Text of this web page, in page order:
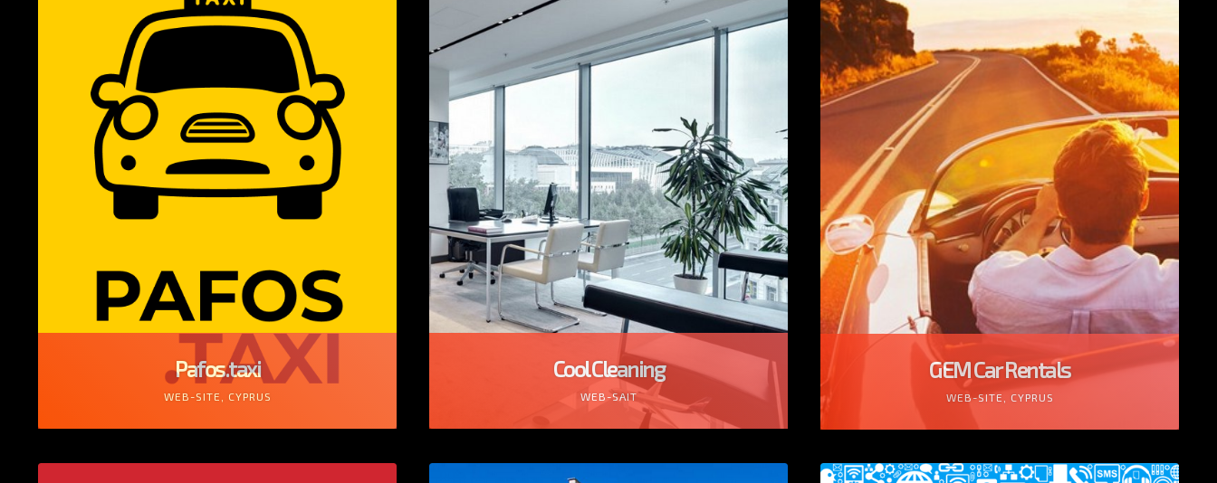
Pafos.taxi
WEB-SITE, CYPRUS
Cool Cleaning
WEB-SAIT
GEM Car Rentals
WEB-SITE, CYPRUS